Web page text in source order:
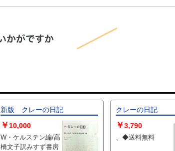
新版 クレーの日記
￥ 10,000
W・ケルステン編/高
橋文子訳みすず書房
クレーの日記
￥3,790
、◆送料無料